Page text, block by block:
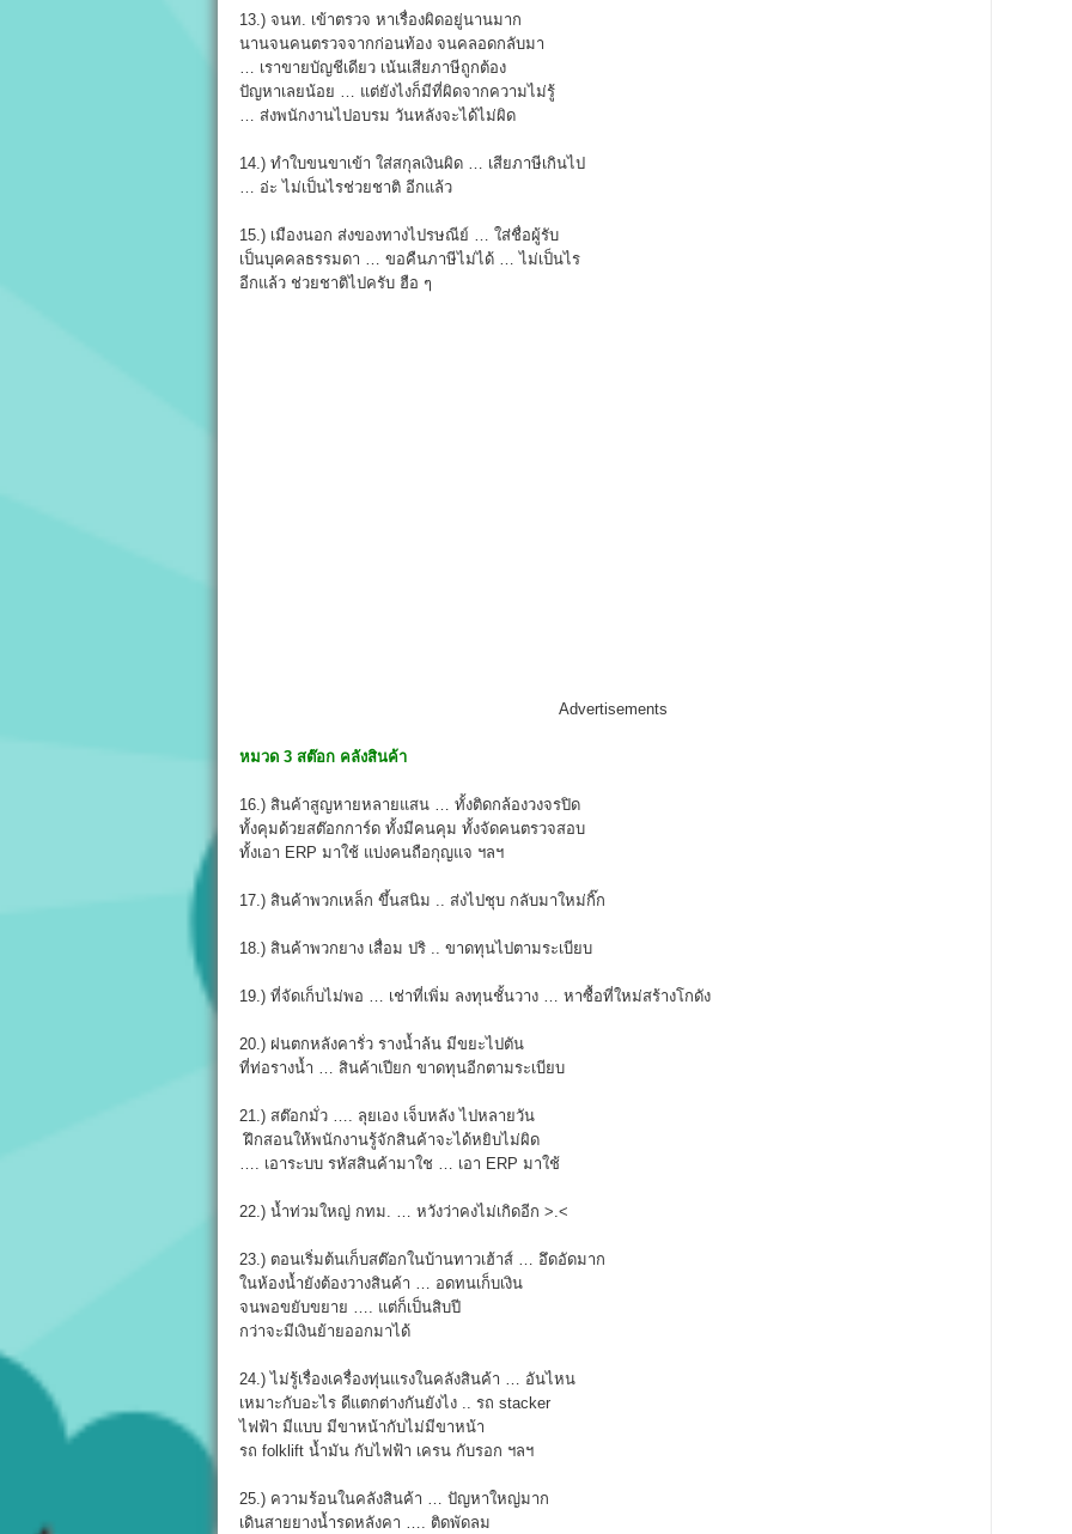
13.) จนท. เข้าตรวจ หาเรื่องผิดอยู่นานมาก
นานจนคนตรวจจากก่อนท้อง จนคลอดกลับมา
… เราขายบัญชีเดียว เน้นเสียภาษีถูกต้อง
ปัญหาเลยน้อย … แต่ยังไงก็มีที่ผิดจากความไม่รู้
… ส่งพนักงานไปอบรม วันหลังจะได้ไม่ผิด
14.) ทำใบขนขาเข้า ใส่สกุลเงินผิด … เสียภาษีเกินไป
… อ่ะ ไม่เป็นไรช่วยชาติ อีกแล้ว
15.) เมืองนอก ส่งของทางไปรษณีย์ … ใส่ชื่อผู้รับ
เป็นบุคคลธรรมดา … ขอคืนภาษีไม่ได้ … ไม่เป็นไร
อีกแล้ว ช่วยชาติไปครับ ฮือ ๆ
Advertisements
หมวด 3 สต๊อก คลังสินค้า
16.) สินค้าสูญหายหลายแสน … ทั้งติดกล้องวงจรปิด
ทั้งคุมด้วยสต๊อกการ์ด ทั้งมีคนคุม ทั้งจัดคนตรวจสอบ
ทั้งเอา ERP มาใช้ แบ่งคนถือกุญแจ ฯลฯ
17.) สินค้าพวกเหล็ก ขึ้นสนิม .. ส่งไปชุบ กลับมาใหม่กิ๊ก
18.) สินค้าพวกยาง เสื่อม ปริ .. ขาดทุนไปตามระเบียบ
19.) ที่จัดเก็บไม่พอ … เช่าที่เพิ่ม ลงทุนชั้นวาง … หาซื้อที่ใหม่สร้างโกดัง
20.) ฝนตกหลังคารั่ว รางน้ำล้น มีขยะไปตัน
ที่ท่อรางน้ำ … สินค้าเปียก ขาดทุนอีกตามระเบียบ
21.) สต๊อกมั่ว …. ลุยเอง เจ็บหลัง ไปหลายวัน
ฝึกสอนให้พนักงานรู้จักสินค้าจะได้หยิบไม่ผิด
…. เอาระบบ รหัสสินค้ามาใช … เอา ERP มาใช้
22.) น้ำท่วมใหญ่ กทม. … หวังว่าคงไม่เกิดอีก >.<
23.) ตอนเริ่มต้นเก็บสต๊อกในบ้านทาวเฮ้าส์ … อึดอัดมาก
ในห้องน้ำยังต้องวางสินค้า … อดทนเก็บเงิน
จนพอขยับขยาย …. แต่ก็เป็นสิบปี
กว่าจะมีเงินย้ายออกมาได้
24.) ไม่รู้เรื่องเครื่องทุ่นแรงในคลังสินค้า … อันไหน
เหมาะกับอะไร ดีแตกต่างกันยังไง .. รถ stacker
ไฟฟ้า มีแบบ มีขาหน้ากับไม่มีขาหน้า
รถ folklift น้ำมัน กับไฟฟ้า เครน กับรอก ฯลฯ
25.) ความร้อนในคลังสินค้า … ปัญหาใหญ่มาก
เดินสายยางน้ำรดหลังคา …. ติดพัดลม